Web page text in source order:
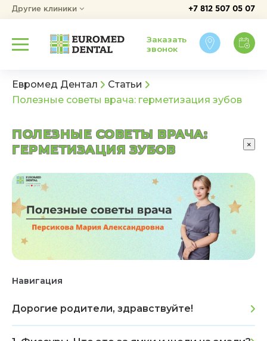
+7 812 507 05 07
Другие клиники
Заказать
звонок
Евромед Дентал
Статьи
Полезные советы врача: герметизация зубов
ПОЛЕЗНЫЕ СОВЕТЫ ВРАЧА:
ГЕРМЕТИЗАЦИЯ ЗУБОВ
Навигация
Дорогие родители, здравствуйте!
×